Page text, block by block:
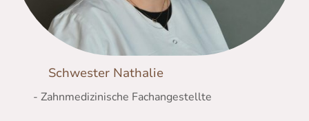
Schwester Nathalie
- Zahnmedizinische Fachangestellte